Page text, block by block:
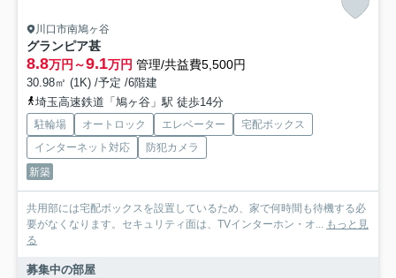
川口市南鳩ヶ谷
グランピア甚
8.8万円～9.1万円 管理/共益費5,500円
30.98㎡ (1K) /予定 /6階建
埼玉高速鉄道「鳩ヶ谷」駅 徒歩14分
駐輪場 オートロック エレベーター
宅配ボックス
インターネット対応
防犯カメラ
新築
共用部には宅配ボックスを設置しているため、家で何時間も待機する必
要がなくなります。セキュリティ面は、TVインターホン・オ... もっと見
る
募集中の部屋